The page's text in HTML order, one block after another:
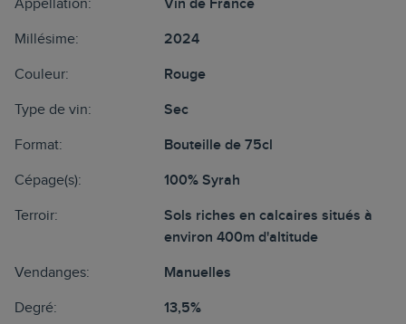
Appellation: Vin de France
Millésime: 2024
Couleur: Rouge
Type de vin: Sec
Format: Bouteille de 75cl
Cépage(s): 100% Syrah
Terroir:
Sols riches en calcaires situés à
environ 400m d'altitude
Vendanges: Manuelles
Degré: 13,5%